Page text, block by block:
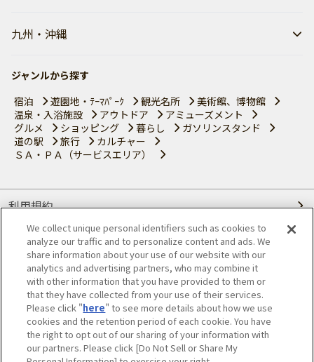
九州・沖縄
ジャンルから探す
宿泊
遊園地・ﾃｰﾏﾊﾟｰｸ 観光名所
美術館、博物館
温泉・入浴施設
アウトドア
アミューズメント
グルメ
ショッピング 暮らし
ガソリンスタンド
道の駅
旅行
カルチャー
ＳＡ・ＰＡ（サービスエリア）
利用規約
個人情報の取り扱いについて
会員優待サービスの提携をご検討の方へ
JAFホームページ
© JAPAN AUTOMOBILE FEDERATION. All rights reserved.
We collect unique personal identifiers such as cookies to
analyze our traffic and to personalize content and ads. We
share information about your use of our website with our
analytics and advertising partners, who may combine it
with other information that you have provided to them or
that they have collected from your use of their services.
Please click "here" to see more details about how we use
cookies and the retention period of each cookie. You have
the right to opt out of our sharing of your information with
our partners. Please click [Do Not Sell or Share My